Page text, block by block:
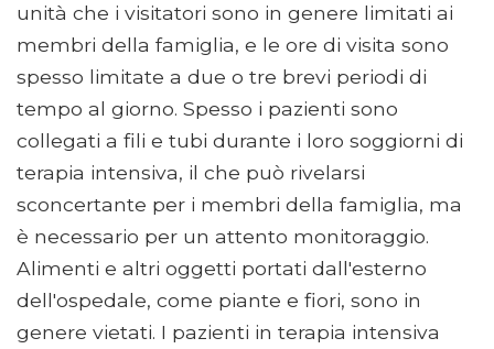
unità che i visitatori sono in genere limitati ai
membri della famiglia, e le ore di visita sono
spesso limitate a due o tre brevi periodi di
tempo al giorno. Spesso i pazienti sono
collegati a fili e tubi durante i loro soggiorni di
terapia intensiva, il che può rivelarsi
sconcertante per i membri della famiglia, ma
è necessario per un attento monitoraggio.
Alimenti e altri oggetti portati dall'esterno
dell'ospedale, come piante e fiori, sono in
genere vietati. I pazienti in terapia intensiva